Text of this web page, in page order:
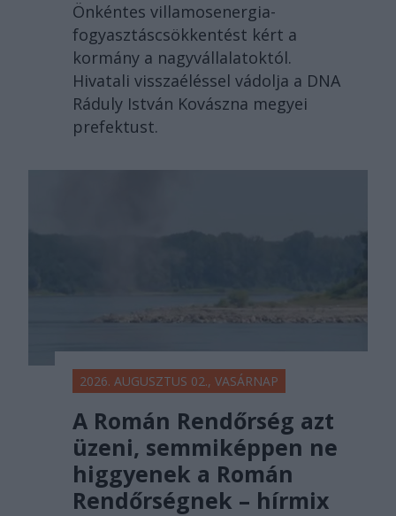
Önkéntes villamosenergia-
fogyasztáscsökkentést kért a
kormány a nagyvállalatoktól.
Hivatali visszaéléssel vádolja a DNA
Ráduly István Kovászna megyei
prefektust.
2026. AUGUSZTUS 02., VASÁRNAP
A Román Rendőrség azt
üzeni, semmiképpen ne
higgyenek a Román
Rendőrségnek – hírmix